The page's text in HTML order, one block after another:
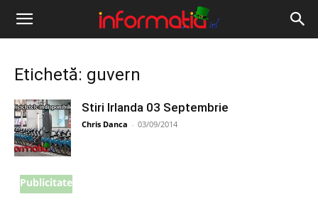
Informația
Etichetă: guvern
Stiri Irlanda 03 Septembrie
Chris Danca - 03/09/2014
Publicitate